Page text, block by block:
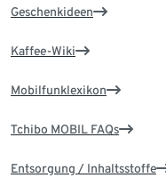
Geschenkideen
Kaffee-Wiki
Mobilfunklexikon
Tchibo MOBIL FAQs
Entsorgung / Inhaltsstoffe